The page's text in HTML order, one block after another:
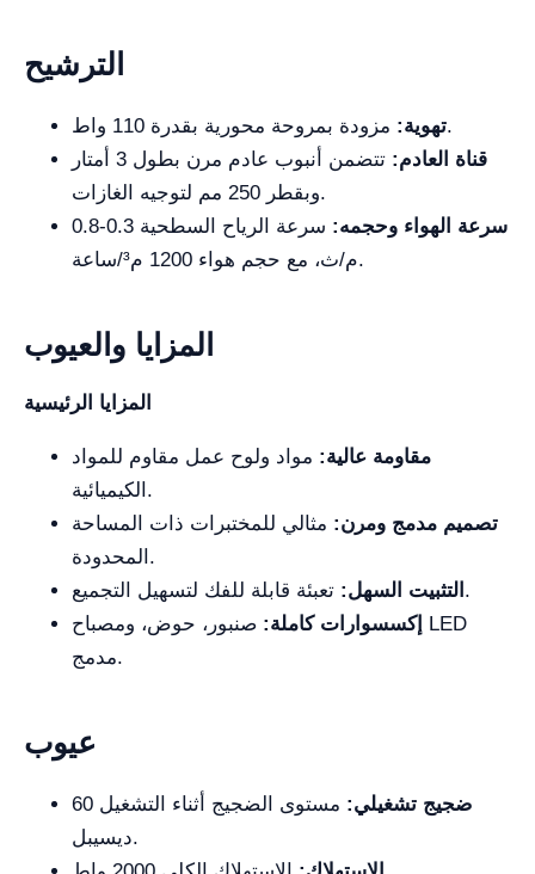
الترشيح
تهوية:مزودة بمروحة محورية بقدرة 110 واط.
قناة العادم:
تتضمن أنبوب عادم مرن بطول 3 أمتار
وبقطر 250 مم لتوجيه الغازات.
سرعة الهواء وحجمه:
سرعة الرياح السطحية 0.3-0.8
م/ث، مع حجم هواء 1200 م³/ساعة.
المزايا والعيوب
المزايا الرئيسية
مقاومة عالية: مواد ولوح عمل مقاوم للمواد
الكيميائية.
تصميم مدمج ومرن: مثالي للمختبرات ذات المساحة
المحدودة.
التثبيت السهل: تعبئة قابلة للفك لتسهيل التجميع.
إكسسوارات كاملة: صنبور، حوض، ومصباح LED
مدمج.
عيوب
ضجيج تشغيلي:
مستوى الضجيج أثناء التشغيل 60
ديسيبل.